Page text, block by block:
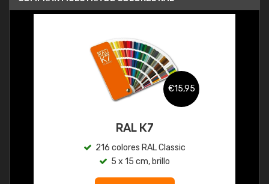
€15,95
RAL K7
216 colores RAL Classic
5 x 15 cm, brillo